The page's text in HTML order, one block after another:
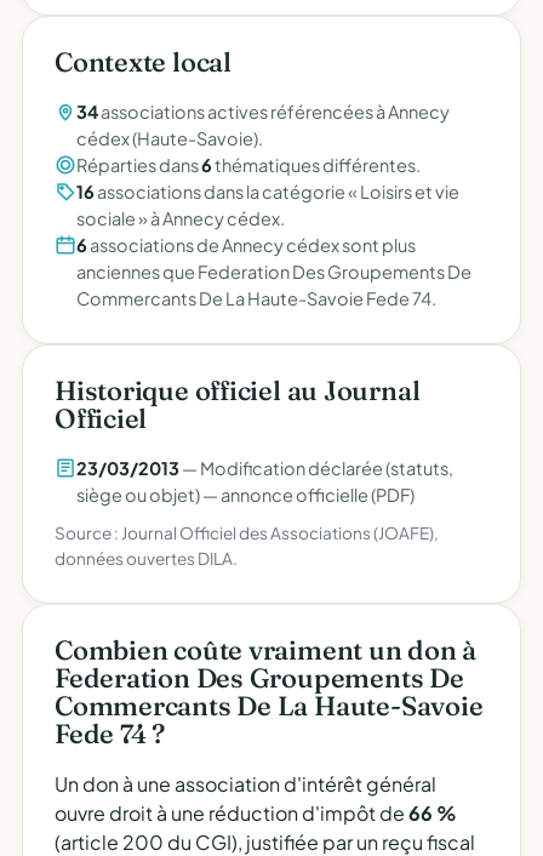
Contexte local
34associations actives référencées à Annecy
cédex (Haute-Savoie).
Réparties dans6thématiques différentes.
16 associations dans la catégorie « Loisirs et vie
sociale » à Annecy cédex.
6 associations de Annecy cédex sont plus
anciennes que Federation Des Groupements De
Commercants De La Haute-Savoie Fede 74.
Historique officiel au Journal
Officiel
23/03/2013— Modification déclarée (statuts,
siège ou objet) — annonce officielle (PDF)
Source : Journal Officiel des Associations (JOAFE),
données ouvertes DILA.
Combien coûte vraiment un don à
Federation Des Groupements De
Commercants De La Haute-Savoie
Fede 74 ?
Un don à une association d'intérêt général
ouvre droit à une réduction d'impôt de66 %
(article 200 du CGI), justifiée par un reçu fiscal